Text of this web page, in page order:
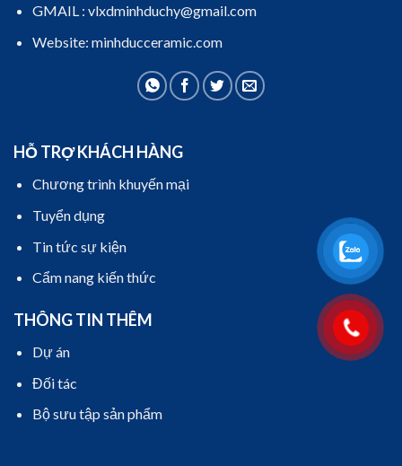
GMAIL : vlxdminhduchy@gmail.com
Website: minhducceramic.com
HỖ TRỢ KHÁCH HÀNG
Chương trình khuyến mại
Tuyển dụng
Tin tức sự kiện
Cẩm nang kiến thức
THÔNG TIN THÊM
Dự án
Đối tác
Bộ sưu tập sản phẩm